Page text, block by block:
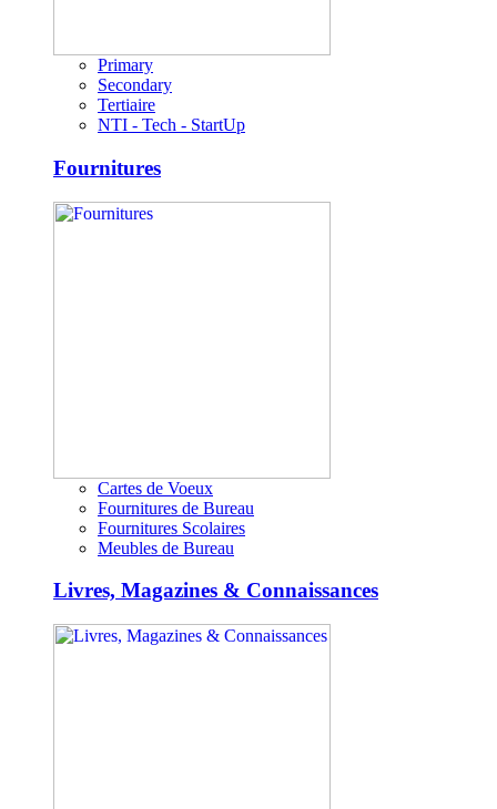
Primary
Secondary
Tertiaire
NTI - Tech - StartUp
Fournitures
Cartes de Voeux
Fournitures de Bureau
Fournitures Scolaires
Meubles de Bureau
Livres, Magazines & Connaissances